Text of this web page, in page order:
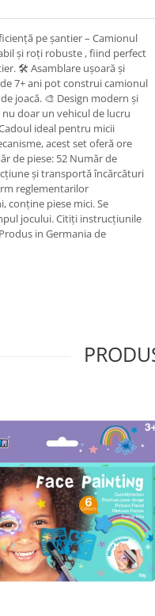
pe șantier – Camionul
și roți robuste , fiind perfect
🛠️ Asamblare ușoară și
7+ ani pot construi camionul
joacă. 🎨 Design modern și
doar un vehicul de lucru
ideal pentru micii
acest set oferă ore
de piese: 52 Număr de
și transportă încărcături
reglementarilor
conține piese mici. Se
jocului. Citiți instrucțiunile
in Germania de